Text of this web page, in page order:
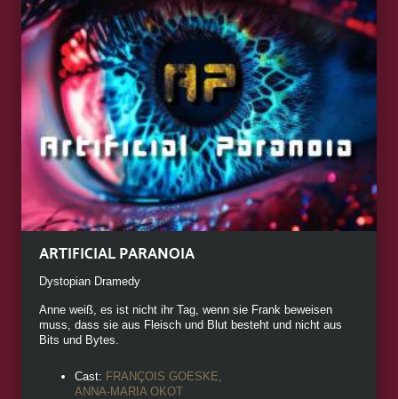
ARTIFICIAL PARANOIA
Dystopian Dramedy
Anne weiß, es ist nicht ihr Tag, wenn sie Frank beweisen
muss, dass sie aus Fleisch und Blut besteht und nicht aus
Bits und Bytes.
Cast: FRANÇOIS GOESKE,
ANNA-MARIA OKOT